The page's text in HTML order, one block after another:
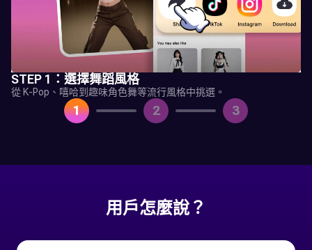
1 2 3
STEP 1：選擇舞蹈風格
從 K-Pop、嘻哈到趣味角色舞等流行風格中挑選。
用戶怎麼說？